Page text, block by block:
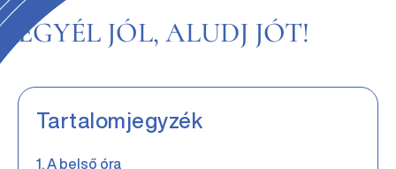
EGYÉL JÓL, ALUDJ JÓT!
Tartalomjegyzék
A belső óra